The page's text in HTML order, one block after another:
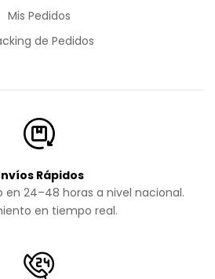
Mis Pedidos
de Pedidos
Rápidos
en 24–48 horas a nivel nacional.
en tiempo real.